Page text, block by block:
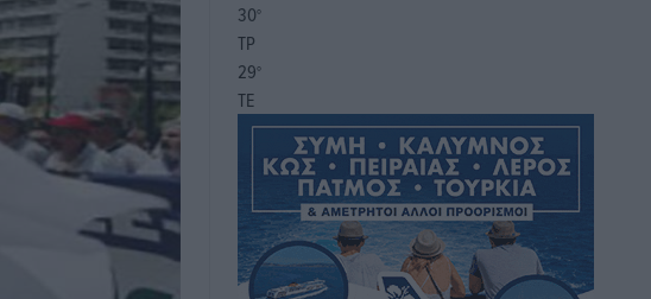
30°
ΤΡ
29°
ΤΕ